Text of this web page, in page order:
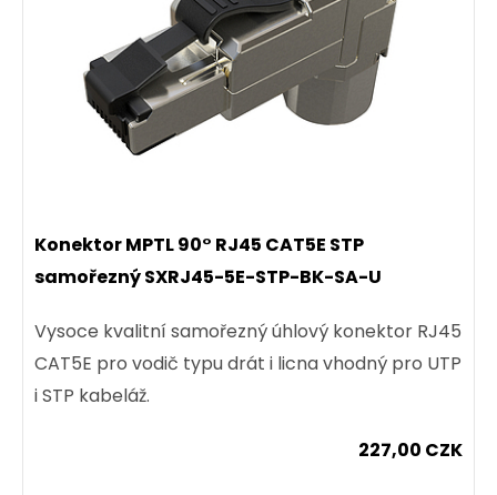
Konektor MPTL 90° RJ45 CAT5E STP
samořezný SXRJ45-5E-STP-BK-SA-U
Vysoce kvalitní samořezný úhlový konektor RJ45
CAT5E pro vodič typu drát i licna vhodný pro UTP
i STP kabeláž.
227,00 CZK